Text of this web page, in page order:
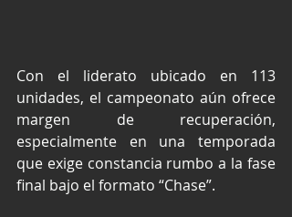
Con el liderato ubicado en 113
unidades, el campeonato aún ofrece
margen de recuperación,
especialmente en una temporada
que exige constancia rumbo a la fase
final bajo el formato “Chase”.